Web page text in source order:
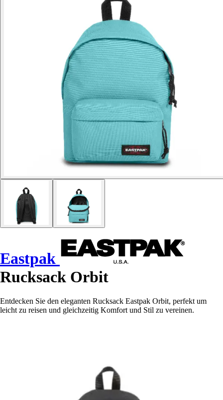
Eastpak
Rucksack Orbit
Entdecken Sie den eleganten Rucksack Eastpak Orbit, perfekt um
leicht zu reisen und gleichzeitig Komfort und Stil zu vereinen.